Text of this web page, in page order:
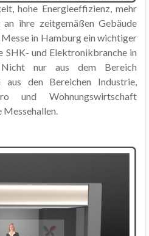
hohe Energieeffizienz, mehr
ihre zeitgemäßen Gebäude
in Hamburg ein wichtiger
und Elektronikbranche in
Nicht nur aus dem Bereich
aus den Bereichen Industrie,
und Wohnungswirtschaft